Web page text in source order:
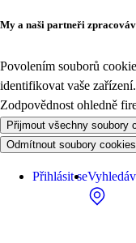
My a naši partneři
Povolením souborů
identifikovat vaše zařízení.
Zodpovědnost ohledně
Přijmout všechny soubory
Odmítnout soubory cookies
Přihlásit se